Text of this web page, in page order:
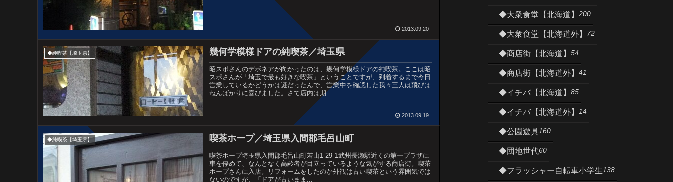
2013.09.20
◆純喫茶【埼玉県】 幾何学模様ドアの純喫茶／埼玉県
昭スポさんのデボネアが向かったのは、幾何学模様ドアの純喫茶。ここは昭
スポさんが「埼玉で最も好きな喫茶」ということですが、到着するまで今日
営業しているかどうかは謎だったんで、営業中を確認した我々三人は飛びは
ねんばかりに喜びました。さて店内は期...
2013.09.19
◆純喫茶【埼玉県】 喫茶ホープ／埼玉県入間郡毛呂山町
喫茶ホープ埼玉県入間郡毛呂山町若山1-29-1武州長瀬駅近くの第一プラザに
車を停めて、なんとなく高齢者が目立っているような気がする商店街。喫茶
ホープさんに入店。リフォームをしたのか外観は古い喫茶という雰囲気では
ないのですが、「ドアが古いまま...
◆大衆食堂【北海道】 200
◆大衆食堂【北海道外】 72
◆商店街【北海道】 54
◆商店街【北海道外】 41
◆イチバ【北海道】 85
◆イチバ【北海道外】 14
◆公園遊具160
◆団地世代60
◆フラッシャー自転車小学生138